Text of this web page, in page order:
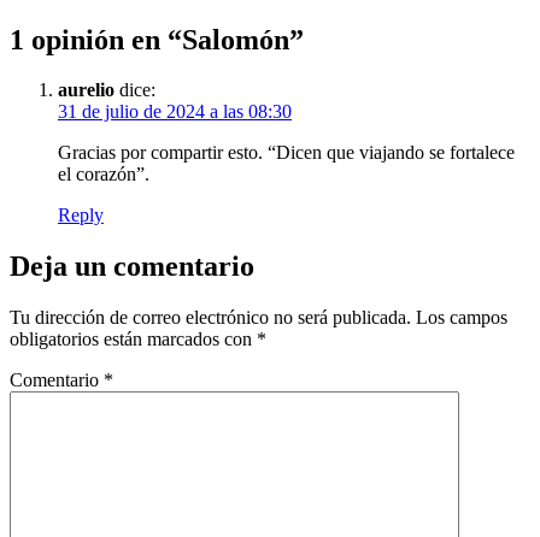
1 opinión en “Salomón”
aurelio dice:
31 de julio de 2024 a las 08:30
Gracias por compartir esto. “Dicen que viajando se fortalece
el corazón”.
Reply
Deja un comentario
Tu dirección de correo electrónico no será publicada. Los campos
obligatorios están marcados con *
Comentario *